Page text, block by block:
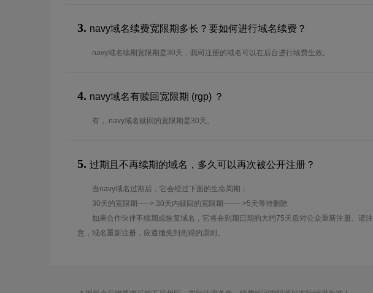
3. navy域名续费宽限期多长？要如何进行域名续费？
navy域名续期宽限期是30天，我司注册的域名可以在后台进行续费生效。
4. navy域名有赎回宽限期 (rgp) ？
有，.navy域名赎回的宽限期是30天。
5. 过期且不再续期的域名，多久可以再次被公开注册？
当navy域名过期后，它会经过下面的生命周期：
30天的宽限期-----> 30天内赎回的宽限期------- >5天等待删除
如果合作伙伴不续期或恢复域名，它将在到期日期的大约75天后对公众重新注册。请注
意，域名重新注册，应遵循先到先得的原则。